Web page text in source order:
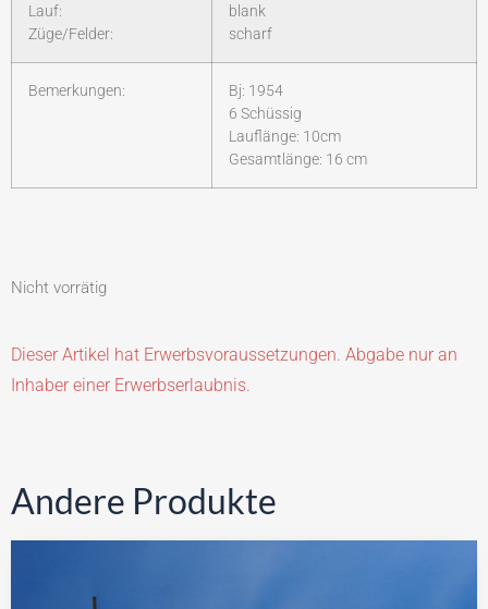
Lauf:
Züge/Felder:
blank
scharf
Bemerkungen:
Bj: 1954
6 Schüssig
Lauflänge: 10cm
Gesamtlänge: 16 cm
Nicht vorrätig
Dieser Artikel hat Erwerbsvoraussetzungen. Abgabe nur an
Inhaber einer Erwerbserlaubnis.
Andere Produkte